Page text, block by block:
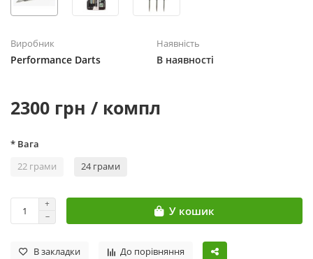
Виробник
Performance Darts
Наявність
В наявності
2300 грн / компл
* Вага
22 грами 24 грами
У кошик
В закладки До порівняння